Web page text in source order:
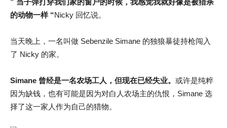
” 当子弹打穿我们家的窗户的时候，我感觉我就好像是被猎杀
的动物一样 “Nicky 回忆说。
当天晚上，一名叫做 Sebenzile Simane 的独狼暴徒持枪闯入
了 Nicky 的家。
Simane 曾经是一名农场工人，但现在已经失业。 或许是纯粹
因为缺钱，也有可能是因为对白人农场主的仇恨，Simane 选
择了这一家人作为自己的猎物。